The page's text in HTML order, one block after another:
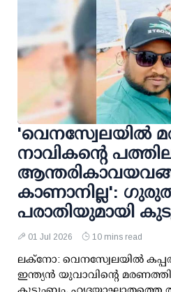
'വെനസ്വേലയില്‍
നാവികന്റെ
കാണാനില്ല':
പരാതിയുമായി
01 Jul 2026 10 mins read
ലക്‌നോ: വെനസ്വേലയില്‍
ഇന്ത്യന്‍ യുവാവിന്റെ
കുടുംബം. ഹൃദയാഘാതത്തെ